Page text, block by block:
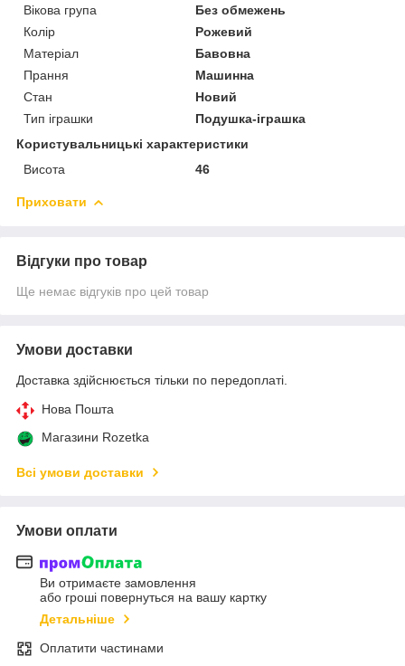
Вікова група
Без обмежень
Колір
Рожевий
Матеріал
Бавовна
Прання
Машинна
Стан
Новий
Тип іграшки
Подушка-іграшка
Користувальницькі характеристики
Висота
46
Приховати
Відгуки про товар
Ще немає відгуків про цей товар
Умови доставки
Доставка здійснюється тільки по передоплаті.
Нова Пошта
Магазини Rozetka
Всі умови доставки
Умови оплати
Ви отримаєте замовлення
або гроші повернуться на вашу картку
Детальніше
Оплатити частинами